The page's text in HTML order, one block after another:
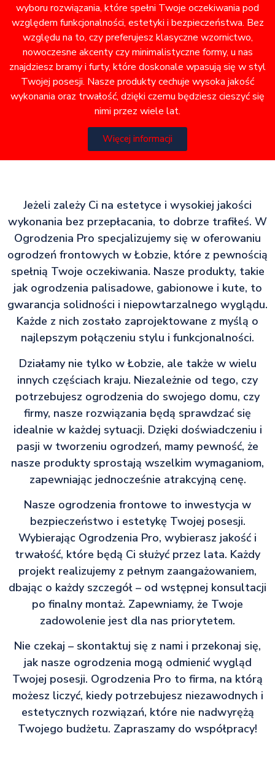
wyboru rozwiązania, które spełni Twoje oczekiwania pod
względem funkcjonalności, estetyki i bezpieczeństwa. Bez
względu na to, czy preferujesz klasyczne wzornictwo,
nowoczesne akcenty czy minimalistyczne formy, u nas
znajdziesz bramy i furty, które doskonale wpasują się w styl
Twojej posesji. Nasze produkty cechuje wysoka jakość
wykonania oraz trwałość, dzięki czemu będziesz cieszyć się
nimi przez wiele lat.
Więcej informacji
Jeżeli zależy Ci na estetyce i wysokiej jakości
wykonania bez przepłacania, to dobrze trafiłeś. W
Ogrodzenia Pro specjalizujemy się w oferowaniu
ogrodzeń frontowych w Łobzie, które z pewnością
spełnią Twoje oczekiwania. Nasze produkty, takie
jak ogrodzenia palisadowe, gabionowe i kute, to
gwarancja solidności i niepowtarzalnego wyglądu.
Każde z nich zostało zaprojektowane z myślą o
najlepszym połączeniu stylu i funkcjonalności.
Działamy nie tylko w Łobzie, ale także w wielu
innych częściach kraju. Niezależnie od tego, czy
potrzebujesz ogrodzenia do swojego domu, czy
firmy, nasze rozwiązania będą sprawdzać się
idealnie w każdej sytuacji. Dzięki doświadczeniu i
pasji w tworzeniu ogrodzeń, mamy pewność, że
nasze produkty sprostają wszelkim wymaganiom,
zapewniając jednocześnie atrakcyjną cenę.
Nasze ogrodzenia frontowe to inwestycja w
bezpieczeństwo i estetykę Twojej posesji.
Wybierając Ogrodzenia Pro, wybierasz jakość i
trwałość, które będą Ci służyć przez lata. Każdy
projekt realizujemy z pełnym zaangażowaniem,
dbając o każdy szczegół – od wstępnej konsultacji
po finalny montaż. Zapewniamy, że Twoje
zadowolenie jest dla nas priorytetem.
Nie czekaj – skontaktuj się z nami i przekonaj się,
jak nasze ogrodzenia mogą odmienić wygląd
Twojej posesji. Ogrodzenia Pro to firma, na którą
możesz liczyć, kiedy potrzebujesz niezawodnych i
estetycznych rozwiązań, które nie nadwyrężą
Twojego budżetu. Zapraszamy do współpracy!